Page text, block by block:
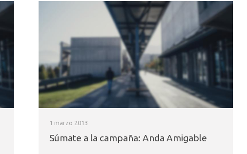
1 marzo 2013
Súmate a la campaña: Anda Amigable